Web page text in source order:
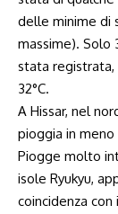
delle minime di
massime). Solo
stata registrata,
32°C.
A Hissar, nel
pioggia in
Piogge molto
isole Ryukyu,
coincidenza